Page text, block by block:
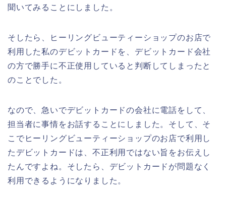
聞いてみることにしました。
そしたら、ヒーリングビューティーショップのお店で
利用した私のデビットカードを、デビットカード会社
の方で勝手に不正使用していると判断してしまったと
のことでした。
なので、急いでデビットカードの会社に電話をして、
担当者に事情をお話することにしました。そして、そ
こでヒーリングビューティーショップのお店で利用し
たデビットカードは、不正利用ではない旨をお伝えし
たんですよね。そしたら、デビットカードが問題なく
利用できるようになりました。